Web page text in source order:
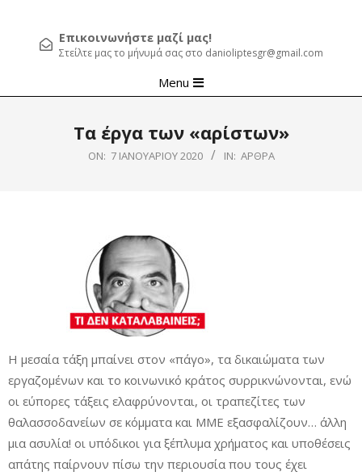
Επικοινωνήστε μαζί μας!
Στείλτε μας το μήνυμά σας στο danioliptesgr@gmail.com
Navigation
Menu
Τα έργα των «αρίστων»
ON: 7 ΙΑΝΟΥΑΡΊΟΥ 2020 IN: ΆΡΘΡΑ
Η μεσαία τάξη μπαίνει στον «πάγο», τα δικαιώματα των
εργαζομένων και το κοινωνικό κράτος συρρικνώνονται, ενώ
οι εύπορες τάξεις ελαφρύνονται, οι τραπεζίτες των
θαλασσοδανείων σε κόμματα και ΜΜΕ εξασφαλίζουν… άλλη
μια ασυλία! οι υπόδικοι για ξέπλυμα χρήματος και υποθέσεις
απάτης παίρνουν πίσω την περιουσία που τους έχει